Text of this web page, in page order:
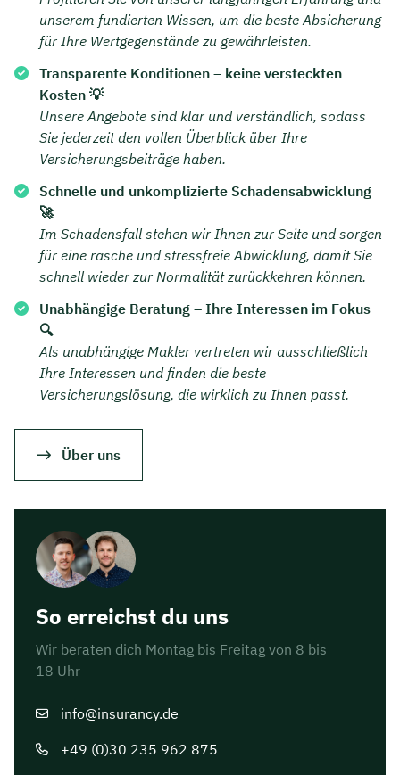
unserem fundierten Wissen, um die beste Absicherung
für Ihre Wertgegenstände zu gewährleisten.
Transparente Konditionen – keine versteckten
Kosten 💡
Unsere Angebote sind klar und verständlich, sodass
Sie jederzeit den vollen Überblick über Ihre
Versicherungsbeiträge haben.
Schnelle und unkomplizierte Schadensabwicklung
🚀
Im Schadensfall stehen wir Ihnen zur Seite und sorgen
für eine rasche und stressfreie Abwicklung, damit Sie
schnell wieder zur Normalität zurückkehren können.
Unabhängige Beratung – Ihre Interessen im Fokus
🔍
Als unabhängige Makler vertreten wir ausschließlich
Ihre Interessen und finden die beste
Versicherungslösung, die wirklich zu Ihnen passt.
Über uns
So erreichst du uns
Wir beraten dich Montag bis Freitag von 8 bis
18 Uhr
info@insurancy.de
+49 (0)30 235 962 875